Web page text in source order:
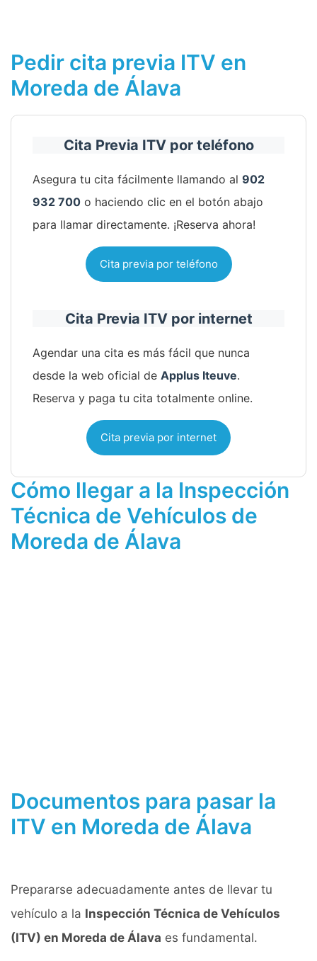
Pedir cita previa ITV en
Moreda de Álava
Cita Previa ITV por teléfono
Asegura tu cita fácilmente llamando al 902
932 700 o haciendo clic en el botón abajo
para llamar directamente. ¡Reserva ahora!
Cita previa por teléfono
Cita Previa ITV por internet
Agendar una cita es más fácil que nunca
desde la web oficial de Applus Iteuve.
Reserva y paga tu cita totalmente online.
Cita previa por internet
Cómo llegar a la Inspección
Técnica de Vehículos de
Moreda de Álava
Documentos para pasar la
ITV en Moreda de Álava
Prepararse adecuadamente antes de llevar tu
vehículo a la Inspección Técnica de Vehículos
(ITV) en Moreda de Álava es fundamental.